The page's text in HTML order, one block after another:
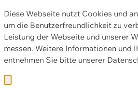
Diese Webseite nutzt Cookies und
um die Benutzerfreundlichkeit zu
Leistung der Webseite und unserer
messen. Weitere Informationen und
entnehmen Sie bitte unserer